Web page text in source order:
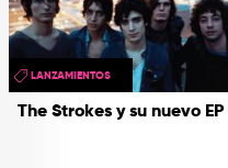
The Strokes y su nuevo EP
LANZAMIENTOS